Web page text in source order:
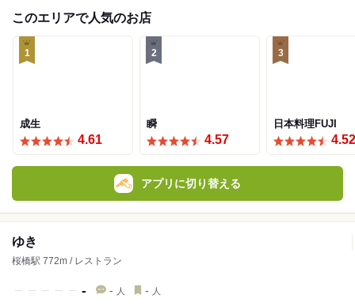
このエリアで人気のお店
1
成生
4.61
2
瞬
4.57
3
日本料理FUJI
4.52
アプリに切り替える
ゆき
桜橋駅 772m / レストラン
- - 人 - 人